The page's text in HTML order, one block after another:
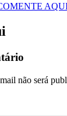
não será